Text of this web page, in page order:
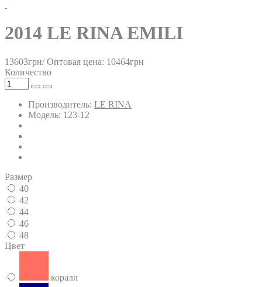
2014 LE RINA EMILI
13603грн/ Оптовая цена: 10464грн
Количество
Производитель: LE RINA
Модель: 123-12
Размер
40
42
44
46
48
Цвет
коралл